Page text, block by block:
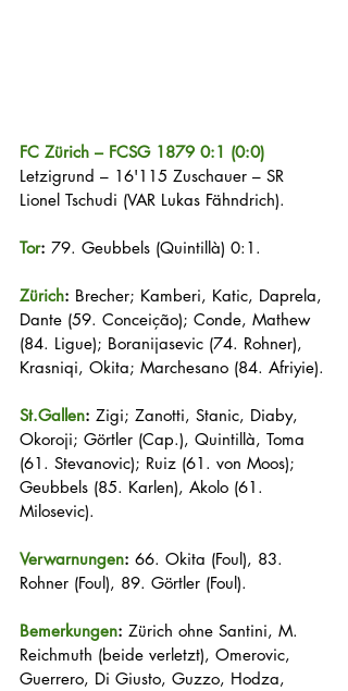
FC Zürich – FCSG 1879 0:1 (0:0)
Letzigrund – 16'115 Zuschauer – SR
Lionel Tschudi (VAR Lukas Fähndrich).
Tor: 79. Geubbels (Quintillà) 0:1.
Zürich: Brecher; Kamberi, Katic, Daprela,
Dante (59. Conceição); Conde, Mathew
(84. Ligue); Boranijasevic (74. Rohner),
Krasniqi, Okita; Marchesano (84. Afriyie).
St.Gallen: Zigi; Zanotti, Stanic, Diaby,
Okoroji; Görtler (Cap.), Quintillà, Toma
(61. Stevanovic); Ruiz (61. von Moos);
Geubbels (85. Karlen), Akolo (61.
Milosevic).
Verwarnungen: 66. Okita (Foul), 83.
Rohner (Foul), 89. Görtler (Foul).
Bemerkungen: Zürich ohne Santini, M.
Reichmuth (beide verletzt), Omerovic,
Guerrero, Di Giusto, Guzzo, Hodza,